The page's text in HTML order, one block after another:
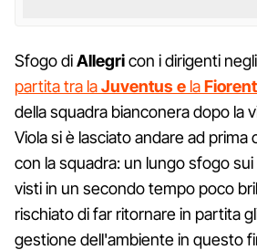
Sfogo diAllegricon i dirigenti
partita tra laJuventus e la
della squadra bianconera dopo la
Viola si è lasciato andare ad prima
con la squadra: un lungo sfogo sui
visti in un secondo tempo poco
rischiato di far ritornare in partita
gestione dell'ambiente in questo